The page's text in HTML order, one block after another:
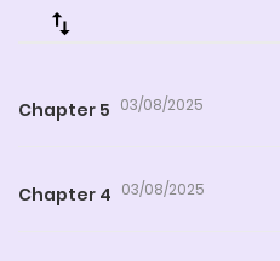
Chapter 5 03/08/2025
Chapter 4 03/08/2025